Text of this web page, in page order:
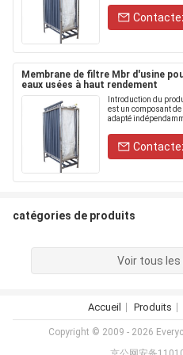
Membrane de filtre Mbr d'usine
eaux usées à haut rendement
Introduction du
est un composant
adapté
catégories de produits
Voir tous
Accueil Produits
Copyright © 2009 - 2026